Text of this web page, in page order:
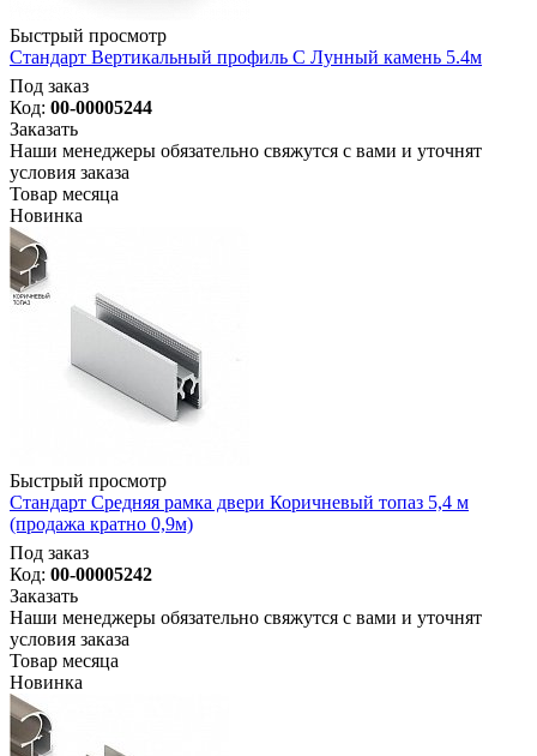
Быстрый просмотр
Стандарт Вертикальный профиль С Лунный камень 5.4м
Под заказ
Код: 00-00005244
Заказать
Наши менеджеры обязательно свяжутся с вами и уточнят
условия заказа
Товар месяца
Новинка
Быстрый просмотр
Стандарт Средняя рамка двери Коричневый топаз 5,4 м
(продажа кратно 0,9м)
Под заказ
Код: 00-00005242
Заказать
Наши менеджеры обязательно свяжутся с вами и уточнят
условия заказа
Товар месяца
Новинка